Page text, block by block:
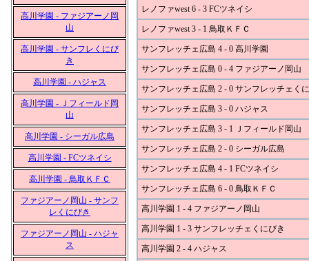
高川学園 - ファジアーノ岡
山
高川学園 - サンフレくにび
き
高川学園 - ハジャス
高川学園 - Ｊフィールド岡
山
高川学園 - シーガル広島
高川学園 - FCツネイシ
高川学園 - 鳥取ＫＦＣ
ファジアーノ岡山 - サンフ
レくにびき
ファジアーノ岡山 - ハジャ
ス
レノファwest 6 - 3 FCツネイシ
レノファwest 3 - 1 鳥取ＫＦＣ
サンフレッチェ広島 4 - 0 高川学園
サンフレッチェ広島 0 - 4 ファジアーノ岡山
サンフレッチェ広島 2 - 0 サンフレッチェく
サンフレッチェ広島 3 - 0 ハジャス
サンフレッチェ広島 3 - 1 Ｊフィールド岡山
サンフレッチェ広島 2 - 0 シーガル広島
サンフレッチェ広島 4 - 1 FCツネイシ
サンフレッチェ広島 6 - 0 鳥取ＫＦＣ
高川学園 1 - 4 ファジアーノ岡山
高川学園 1 - 3 サンフレッチェくにびき
高川学園 2 - 4 ハジャス